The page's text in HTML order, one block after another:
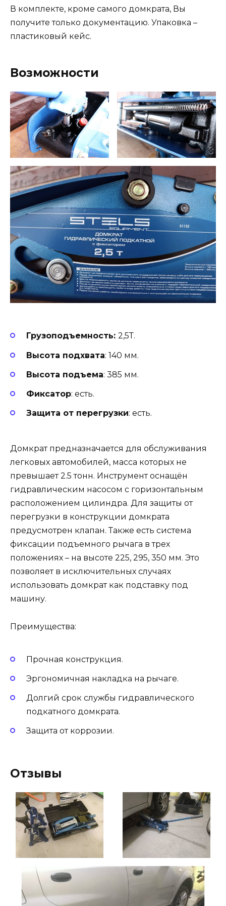
В комплекте, кроме самого домкрата, Вы
получите только документацию. Упаковка –
пластиковый кейс.
Возможности
Грузоподъемность: 2,5Т.
Высота подхвата: 140 мм.
Высота подъема: 385 мм.
Фиксатор: есть.
Защита от перегрузки: есть.
Домкрат предназначается для обслуживания
легковых автомобилей, масса которых не
превышает 2.5 тонн. Инструмент оснащён
гидравлическим насосом с горизонтальным
расположением цилиндра. Для защиты от
перегрузки в конструкции домкрата
предусмотрен клапан. Также есть система
фиксации подъемного рычага в трех
положениях – на высоте 225, 295, 350 мм. Это
позволяет в исключительных случаях
использовать домкрат как подставку под
машину.
Преимущества:
Прочная конструкция.
Эргономичная накладка на рычаге.
Долгий срок службы гидравлического
подкатного домкрата.
Защита от коррозии.
Отзывы